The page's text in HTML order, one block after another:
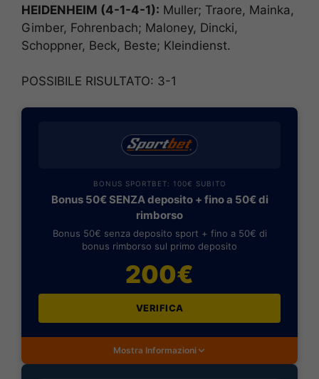
HEIDENHEIM (4-1-4-1): Muller; Traore, Mainka,
Gimber, Fohrenbach; Maloney, Dincki,
Schoppner, Beck, Beste; Kleindienst.
POSSIBILE RISULTATO: 3-1
BONUS SPORTBET: 100€ SUBITO
Bonus 50€ SENZA deposito + fino a 50€ di
rimborso
Bonus 50€ senza deposito sport + fino a 50€ di
bonus rimborso sul primo deposito
200€
VERIFICA
Mostra Informazioni